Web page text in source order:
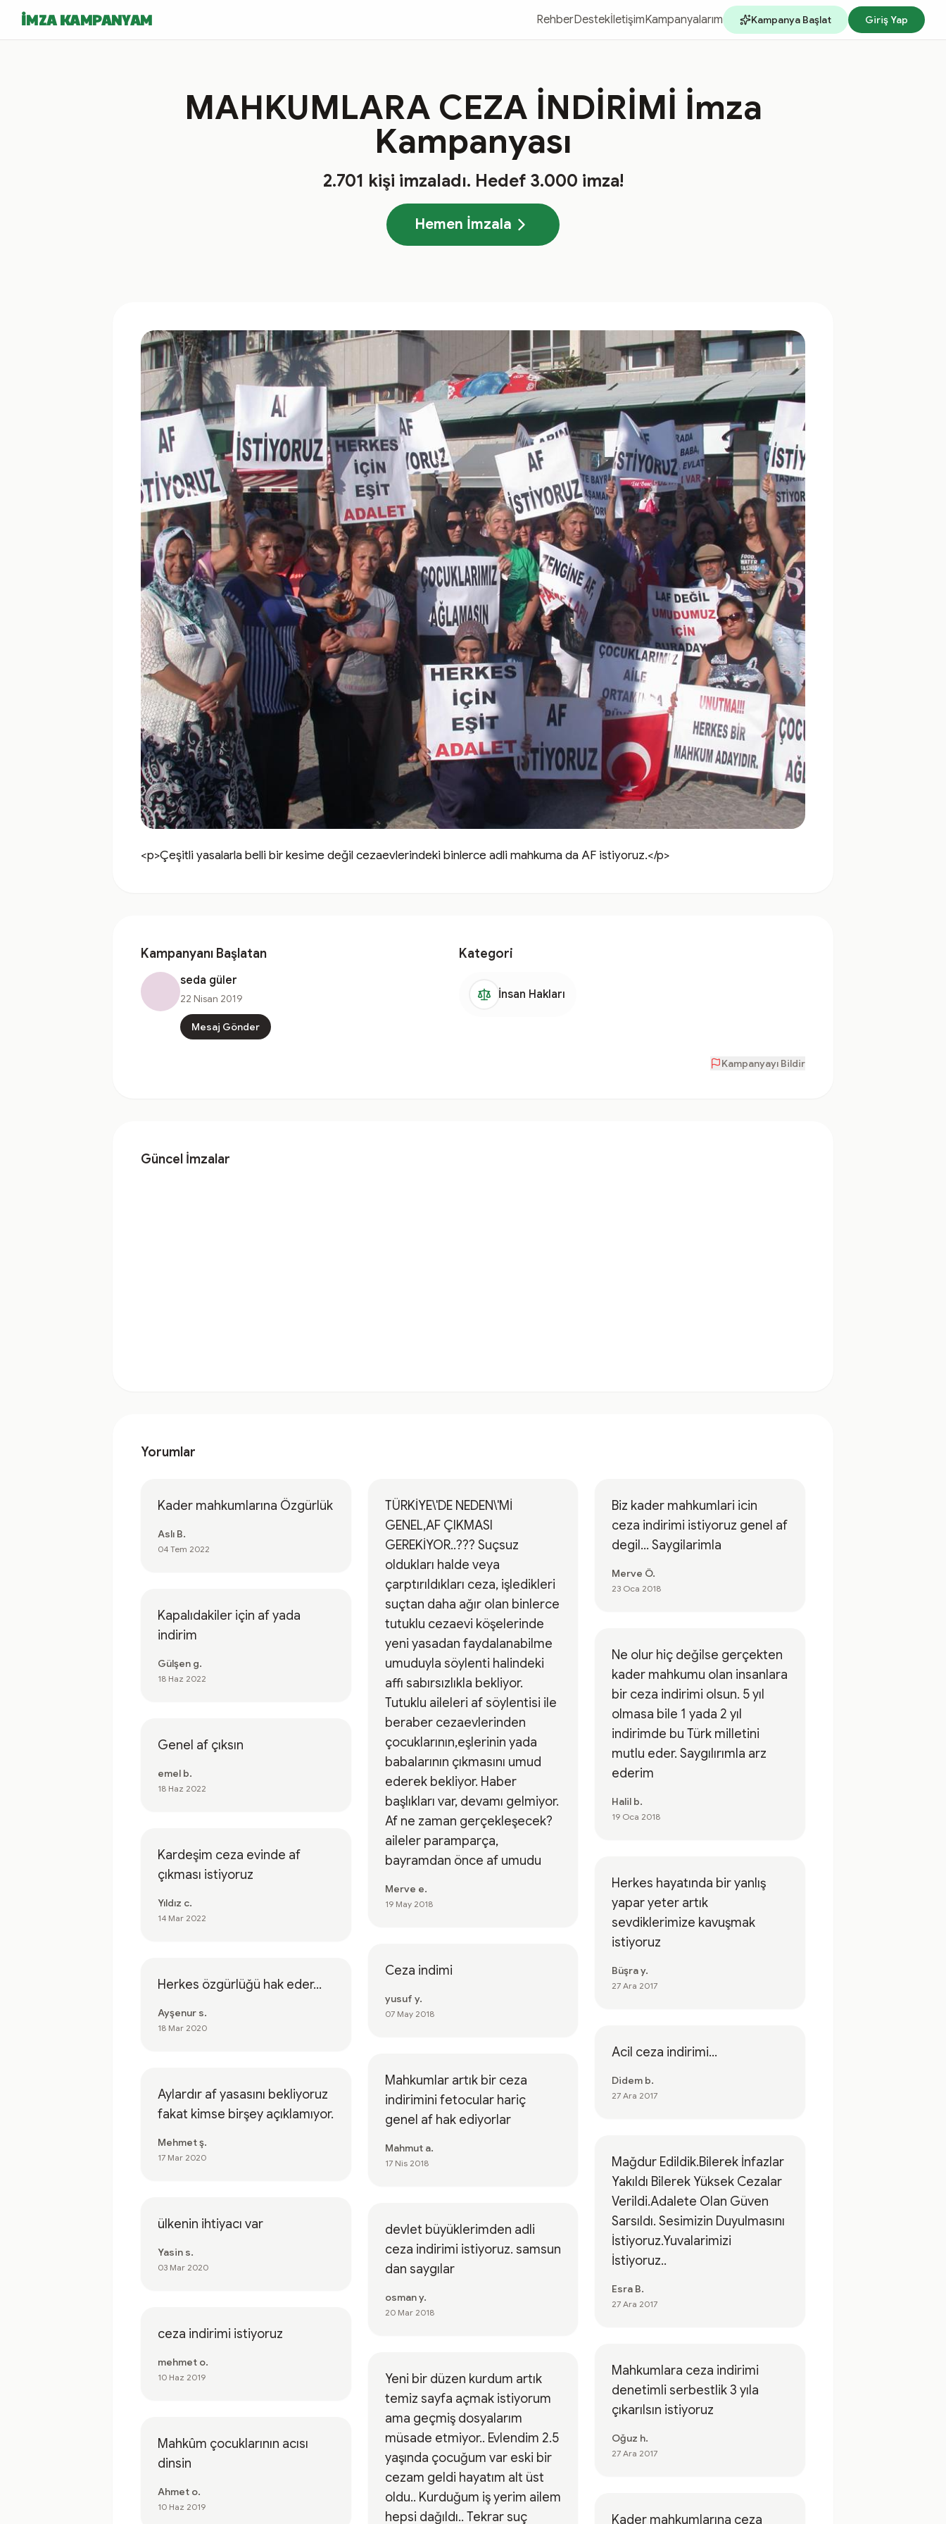
İMZA KAMPANYAM RehberDestekİletişimKampanyalarım Kampanya Başlat Giriş Yap
MAHKUMLARA CEZA İNDİRİMİ İmza
Kampanyası
2.701 kişi imzaladı. Hedef 3.000 imza!
Hemen İmzala
<p>Çeşitli yasalarla belli bir kesime değil cezaevlerindeki binlerce adli mahkuma da AF istiyoruz.</p>
Kampanyanı Başlatan
seda güler
22 Nisan 2019
Mesaj Gönder
Kategori
İnsan Hakları
Kampanyayı Bildir
Güncel İmzalar
Yorumlar
Kader mahkumlarına Özgürlük
Aslı B.
04 Tem 2022
Kapalıdakiler için af yada
indirim
Gülşen g.
18 Haz 2022
Genel af çıksın
emel b.
18 Haz 2022
Kardeşim ceza evinde af
çıkması istiyoruz
Yıldız c.
14 Mar 2022
Herkes özgürlüğü hak eder...
Ayşenur s.
18 Mar 2020
Aylardır af yasasını bekliyoruz
fakat kimse birşey açıklamıyor.
Mehmet ş.
17 Mar 2020
ülkenin ihtiyacı var
Yasin s.
03 Mar 2020
ceza indirimi istiyoruz
mehmet o.
10 Haz 2019
Mahkûm çocuklarının acısı
dinsin
Ahmet o.
10 Haz 2019
TÜRKİYE\'DE NEDEN\'Mİ
GENEL,AF ÇIKMASI
GEREKİYOR..??? Suçsuz
oldukları halde veya
çarptırıldıkları ceza, işledikleri
suçtan daha ağır olan binlerce
tutuklu cezaevi köşelerinde
yeni yasadan faydalanabilme
umuduyla söylenti halindeki
affı sabırsızlıkla bekliyor.
Tutuklu aileleri af söylentisi ile
beraber cezaevlerinden
çocuklarının,eşlerinin yada
babalarının çıkmasını umud
ederek bekliyor. Haber
başlıkları var, devamı gelmiyor.
Af ne zaman gerçekleşecek?
aileler paramparça,
bayramdan önce af umudu
Merve e.
19 May 2018
Ceza indimi
yusuf y.
07 May 2018
Mahkumlar artık bir ceza
indirimini fetocular hariç
genel af hak ediyorlar
Mahmut a.
17 Nis 2018
devlet büyüklerimden adli
ceza indirimi istiyoruz. samsun
dan saygılar
osman y.
20 Mar 2018
Yeni bir düzen kurdum artık
temiz sayfa açmak istiyorum
ama geçmiş dosyalarım
müsade etmiyor.. Evlendim 2.5
yaşında çocuğum var eski bir
cezam geldi hayatım alt üst
oldu.. Kurduğum iş yerim ailem
hepsi dağıldı.. Tekrar suç
Biz kader mahkumlari icin
ceza indirimi istiyoruz genel af
degil... Saygilarimla
Merve Ö.
23 Oca 2018
Ne olur hiç değilse gerçekten
kader mahkumu olan insanlara
bir ceza indirimi olsun. 5 yıl
olmasa bile 1 yada 2 yıl
indirimde bu Türk milletini
mutlu eder. Saygılırımla arz
ederim
Halil b.
19 Oca 2018
Herkes hayatında bir yanlış
yapar yeter artık
sevdiklerimize kavuşmak
istiyoruz
Büşra y.
27 Ara 2017
Acil ceza indirimi...
Didem b.
27 Ara 2017
Mağdur Edildik.Bilerek İnfazlar
Yakıldı Bilerek Yüksek Cezalar
Verildi.Adalete Olan Güven
Sarsıldı. Sesimizin Duyulmasını
İstiyoruz.Yuvalarimizi
İstiyoruz..
Esra B.
27 Ara 2017
Mahkumlara ceza indirimi
denetimli serbestlik 3 yıla
çıkarılsın istiyoruz
Oğuz h.
27 Ara 2017
Kader mahkumlarına ceza